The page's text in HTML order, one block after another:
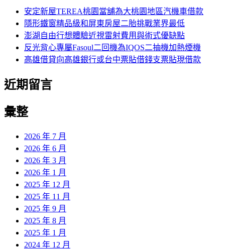
安定新屋TEREA桃園當舖為大桃園地區汽機車借款
隱形鐵窗精品級和屏東房屋二胎挑戰業界最低
澎湖自由行想體驗近視雷射費用與術式優缺點
反光背心專屬Fasoul二回機為IQOS二抽機加熱煙機
高雄借貸向高雄銀行或台中票貼借錢支票貼現借款
近期留言
彙整
2026 年 7 月
2026 年 6 月
2026 年 3 月
2026 年 1 月
2025 年 12 月
2025 年 11 月
2025 年 9 月
2025 年 8 月
2025 年 1 月
2024 年 12 月